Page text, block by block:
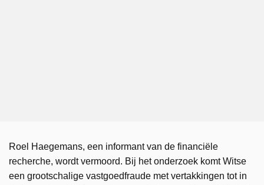
Roel Haegemans, een informant van de financiële
recherche, wordt vermoord. Bij het onderzoek komt Witse
een grootschalige vastgoedfraude met vertakkingen tot in